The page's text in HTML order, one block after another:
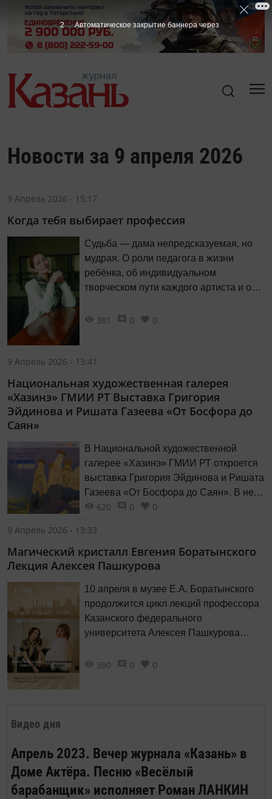
Видео дня
Апрель 2023. Вечер журнала «Казань» в
Доме Актёра. Песню «Весёлый
барабанщик» исполняет Роман ЛАНКИН
Новости за 9 апреля 2026
9 Апрель 2026 - 15:17
Когда тебя выбирает профессия
Судьба — дама непредсказуемая, но
мудрая. О роли педагога в жизни
ребёнка, об индивидуальном
творческом пути каждого артиста и о
рассказала заслуженный работник
отделением народного танца
училища Вера Михайловна
ЗАКАМСКАЯ.
381 0 0
9 Апрель 2026 - 13:41
Национальная художественная галерея
«Хазинэ» ГМИИ РТ Выставка Григория
Эйдинова и Ришата Газеева «От Босфора до
Саян»
В Национальной художественной
галерее «Хазинэ» ГМИИ РТ откроется
выставка Григория Эйдинова и Ришата
Газеева «От Босфора до Саян». В нее
вошли произведения художников,
командировок в Турецкую Республику и
Республику Хакасия. Центральное
место занимают этюды, выполненные
620 0 0
9 Апрель 2026 - 13:33
Магический кристалл Евгения Боратынского
Лекция Алексея Пашкурова
10 апреля в музее Е.А. Боратынского
продолжится цикл лекций профессора
Казанского федерального
университета Алексея Пашкурова
бессмертия венок»: приглашение в
390 0 0
2 Автоматическое закрытие баннера через